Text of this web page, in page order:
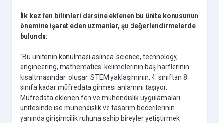
İlk kez fen bilimleri dersine eklenen bu ünite konusunun
önemine işaret eden uzmanlar, şu değerlendirmelerde
bulundu:
"Bu ünitenin konulması aslında 'science, technology,
engineering, mathematics' kelimelerinin baş harflerinin
kısaltmasından oluşan STEM yaklaşımının, 4. sınıftan 8.
sınıfa kadar müfredata girmesi anlamını taşıyor.
Müfredata eklenen fen ve mühendislik uygulamaları
ünitesinde ise mühendislik ve tasarım becerilerinin
yanında girişimcilik ruhuna sahip bireyler yetiştirmek